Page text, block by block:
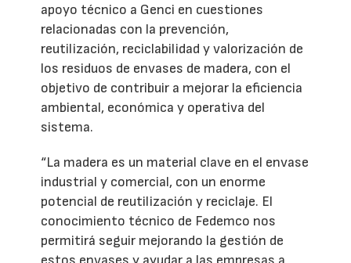
apoyo técnico a Genci en cuestiones
relacionadas con la prevención,
reutilización, reciclabilidad y valorización de
los residuos de envases de madera, con el
objetivo de contribuir a mejorar la eficiencia
ambiental, económica y operativa del
sistema.
“La madera es un material clave en el envase
industrial y comercial, con un enorme
potencial de reutilización y reciclaje. El
conocimiento técnico de Fedemco nos
permitirá seguir mejorando la gestión de